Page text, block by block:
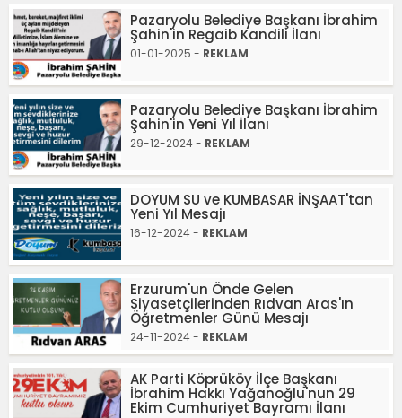
Pazaryolu Belediye Başkanı İbrahim
Şahin'in Regaib Kandili İlanı
01-01-2025 - REKLAM
Pazaryolu Belediye Başkanı İbrahim
Şahin'in Yeni Yıl İlanı
29-12-2024 - REKLAM
DOYUM SU ve KUMBASAR İNŞAAT'tan
Yeni Yıl Mesajı
16-12-2024 - REKLAM
Erzurum'un Önde Gelen
Siyasetçilerinden Rıdvan Aras'ın
Öğretmenler Günü Mesajı
24-11-2024 - REKLAM
AK Parti Köprüköy İlçe Başkanı
İbrahim Hakkı Yağanoğlu'nun 29
Ekim Cumhuriyet Bayramı İlanı